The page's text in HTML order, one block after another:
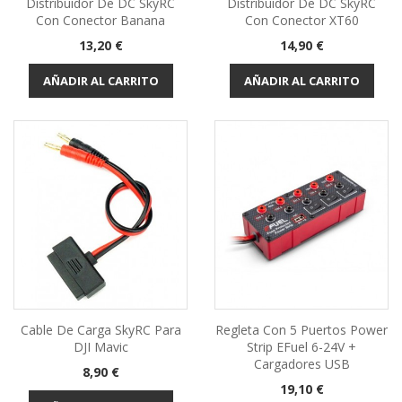
Con Conector Banana
Precio
13,20 €
AÑADIR AL CARRITO
Con Conector XT60
Precio
14,90 €
AÑADIR AL CARRITO
Cable De Carga SkyRC Para
DJI Mavic
Precio
8,90 €
Regleta Con 5 Puertos Power
Strip EFuel 6-24V +
Cargadores USB
Precio
19,10 €